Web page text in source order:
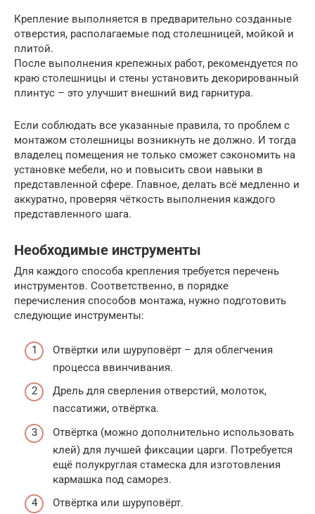
Крепление выполняется в предварительно созданные
отверстия, располагаемые под столешницей, мойкой и
плитой.
После выполнения крепежных работ, рекомендуется по
краю столешницы и стены установить декорированный
плинтус – это улучшит внешний вид гарнитура.
Если соблюдать все указанные правила, то проблем с
монтажом столешницы возникнуть не должно. И тогда
владелец помещения не только сможет сэкономить на
установке мебели, но и повысить свои навыки в
представленной сфере. Главное, делать всё медленно и
аккуратно, проверяя чёткость выполнения каждого
представленного шага.
Необходимые инструменты
Для каждого способа крепления требуется перечень
инструментов. Соответственно, в порядке
перечисления способов монтажа, нужно подготовить
следующие инструменты:
Отвёртки или шуруповёрт – для облегчения
процесса ввинчивания.
Дрель для сверления отверстий, молоток,
пассатижи, отвёртка.
Отвёртка (можно дополнительно использовать
клей) для лучшей фиксации царги. Потребуется
ещё полукруглая стамеска для изготовления
кармашка под саморез.
Отвёртка или шуруповёрт.